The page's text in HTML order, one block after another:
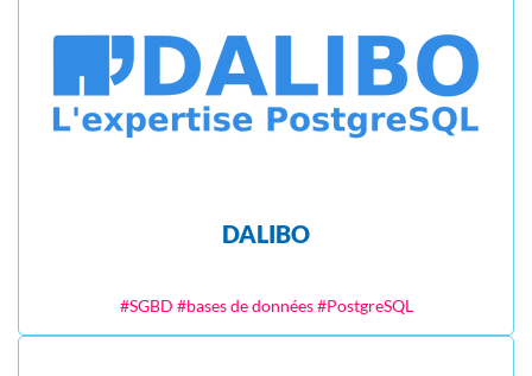
DALIBO
#SGBD #bases de données #PostgreSQL